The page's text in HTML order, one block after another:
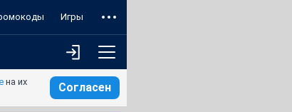
Игры
на их
Согласен